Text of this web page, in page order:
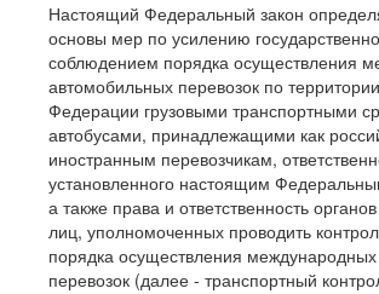
Настоящий Федеральный закон
основы мер по усилению
соблюдением порядка осуществления
автомобильных перевозок по
Федерации грузовыми транспортными
автобусами, принадлежащими как
иностранным перевозчикам,
установленного настоящим
а также права и ответственность
лиц, уполномоченных проводить
порядка осуществления
перевозок (далее - транспортный